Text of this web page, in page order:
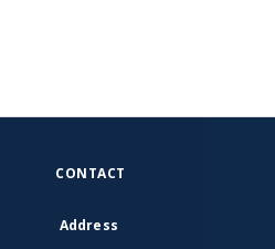
CONTACT
Address